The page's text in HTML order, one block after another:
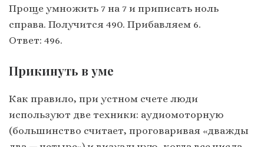
Проще умножить 7 на 7 и приписать ноль
справа. Получится 490. Прибавляем 6.
Ответ: 496.
Прикинуть в уме
Как правило, при устном счете люди
используют две техники: аудиомоторную
(большинство считает, проговаривая «дважды